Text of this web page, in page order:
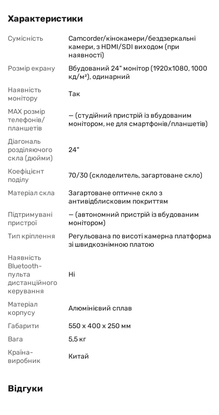
Характеристики
Сумісність
Camcorder/кінокамери/бездзеркальні
камери, з HDMI/SDI виходом (при
наявності)
Розмір екрану
Вбудований 24" монітор (1920x1080, 1000
кд/м²), одинарний
Наявність
монітору
Так
MAX розмір
телефонів/
планшетів
— (студійний пристрій із вбудованим
монітором, не для смартфонів/планшетів)
Діагональ
розділяючого
скла (дюйми)
24"
Коефіцієнт
поділу
70/30 (склоделитель, загартоване скло)
Матеріал скла
Загартоване оптичне скло з
антивідблисковим покриттям
Підтримувані
пристрої
— (автономний пристрій із вбудованим
монітором)
Тип кріплення
Регульована по висоті камерна платформа
зі швидкознімною платою
Наявність
Bluetooth-
пульта
дистанційного
керування
Ні
Матеріал
корпусу
Алюмінієвий сплав
Габарити
550 x 400 x 250 мм
Вага
5,5 кг
Країна-
виробник
Китай
Відгуки